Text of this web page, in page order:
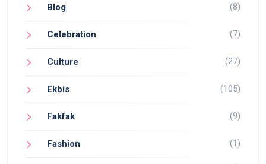
Blog (8)
Celebration (7)
Culture (27)
Ekbis (105)
Fakfak (9)
Fashion (1)